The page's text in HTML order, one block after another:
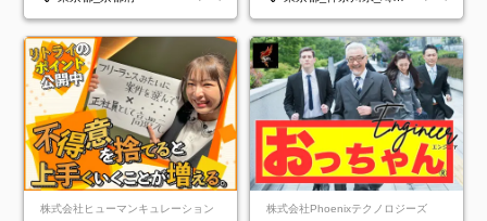
中！
株式会社ヒューマンキュレーション 株式会社Phoenixテクノロジーズ